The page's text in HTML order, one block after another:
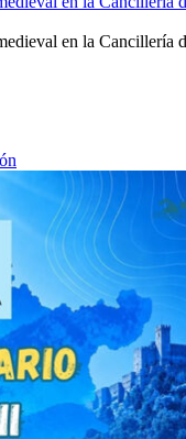
en la Cancillería